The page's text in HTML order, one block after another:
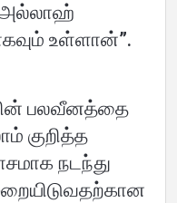
அல்லாஹ்
உள்ளான்”.
பலவீனத்தை
குறித்த
நடந்து